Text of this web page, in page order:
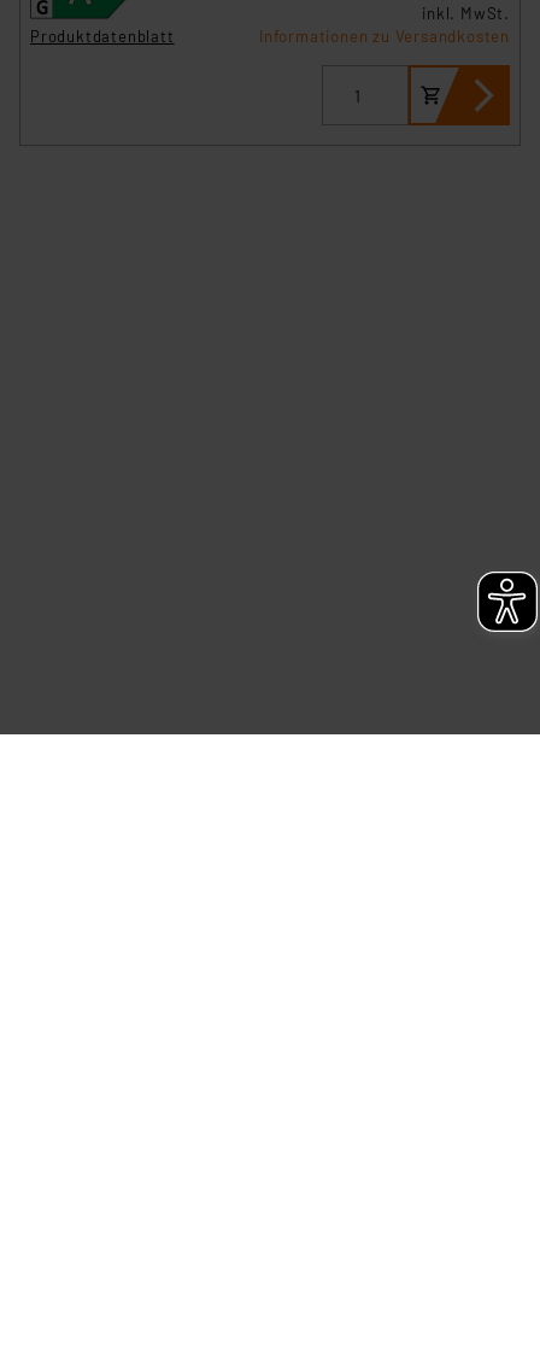
Produktdatenblatt
inkl. MwSt.
Informationen zu Versandkosten